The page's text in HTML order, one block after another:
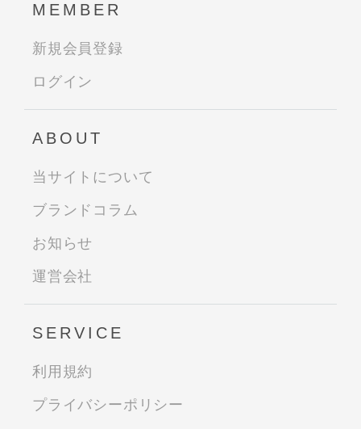
MEMBER
新規会員登録
ログイン
ABOUT
当サイトについて
ブランドコラム
お知らせ
運営会社
SERVICE
利用規約
プライバシーポリシー